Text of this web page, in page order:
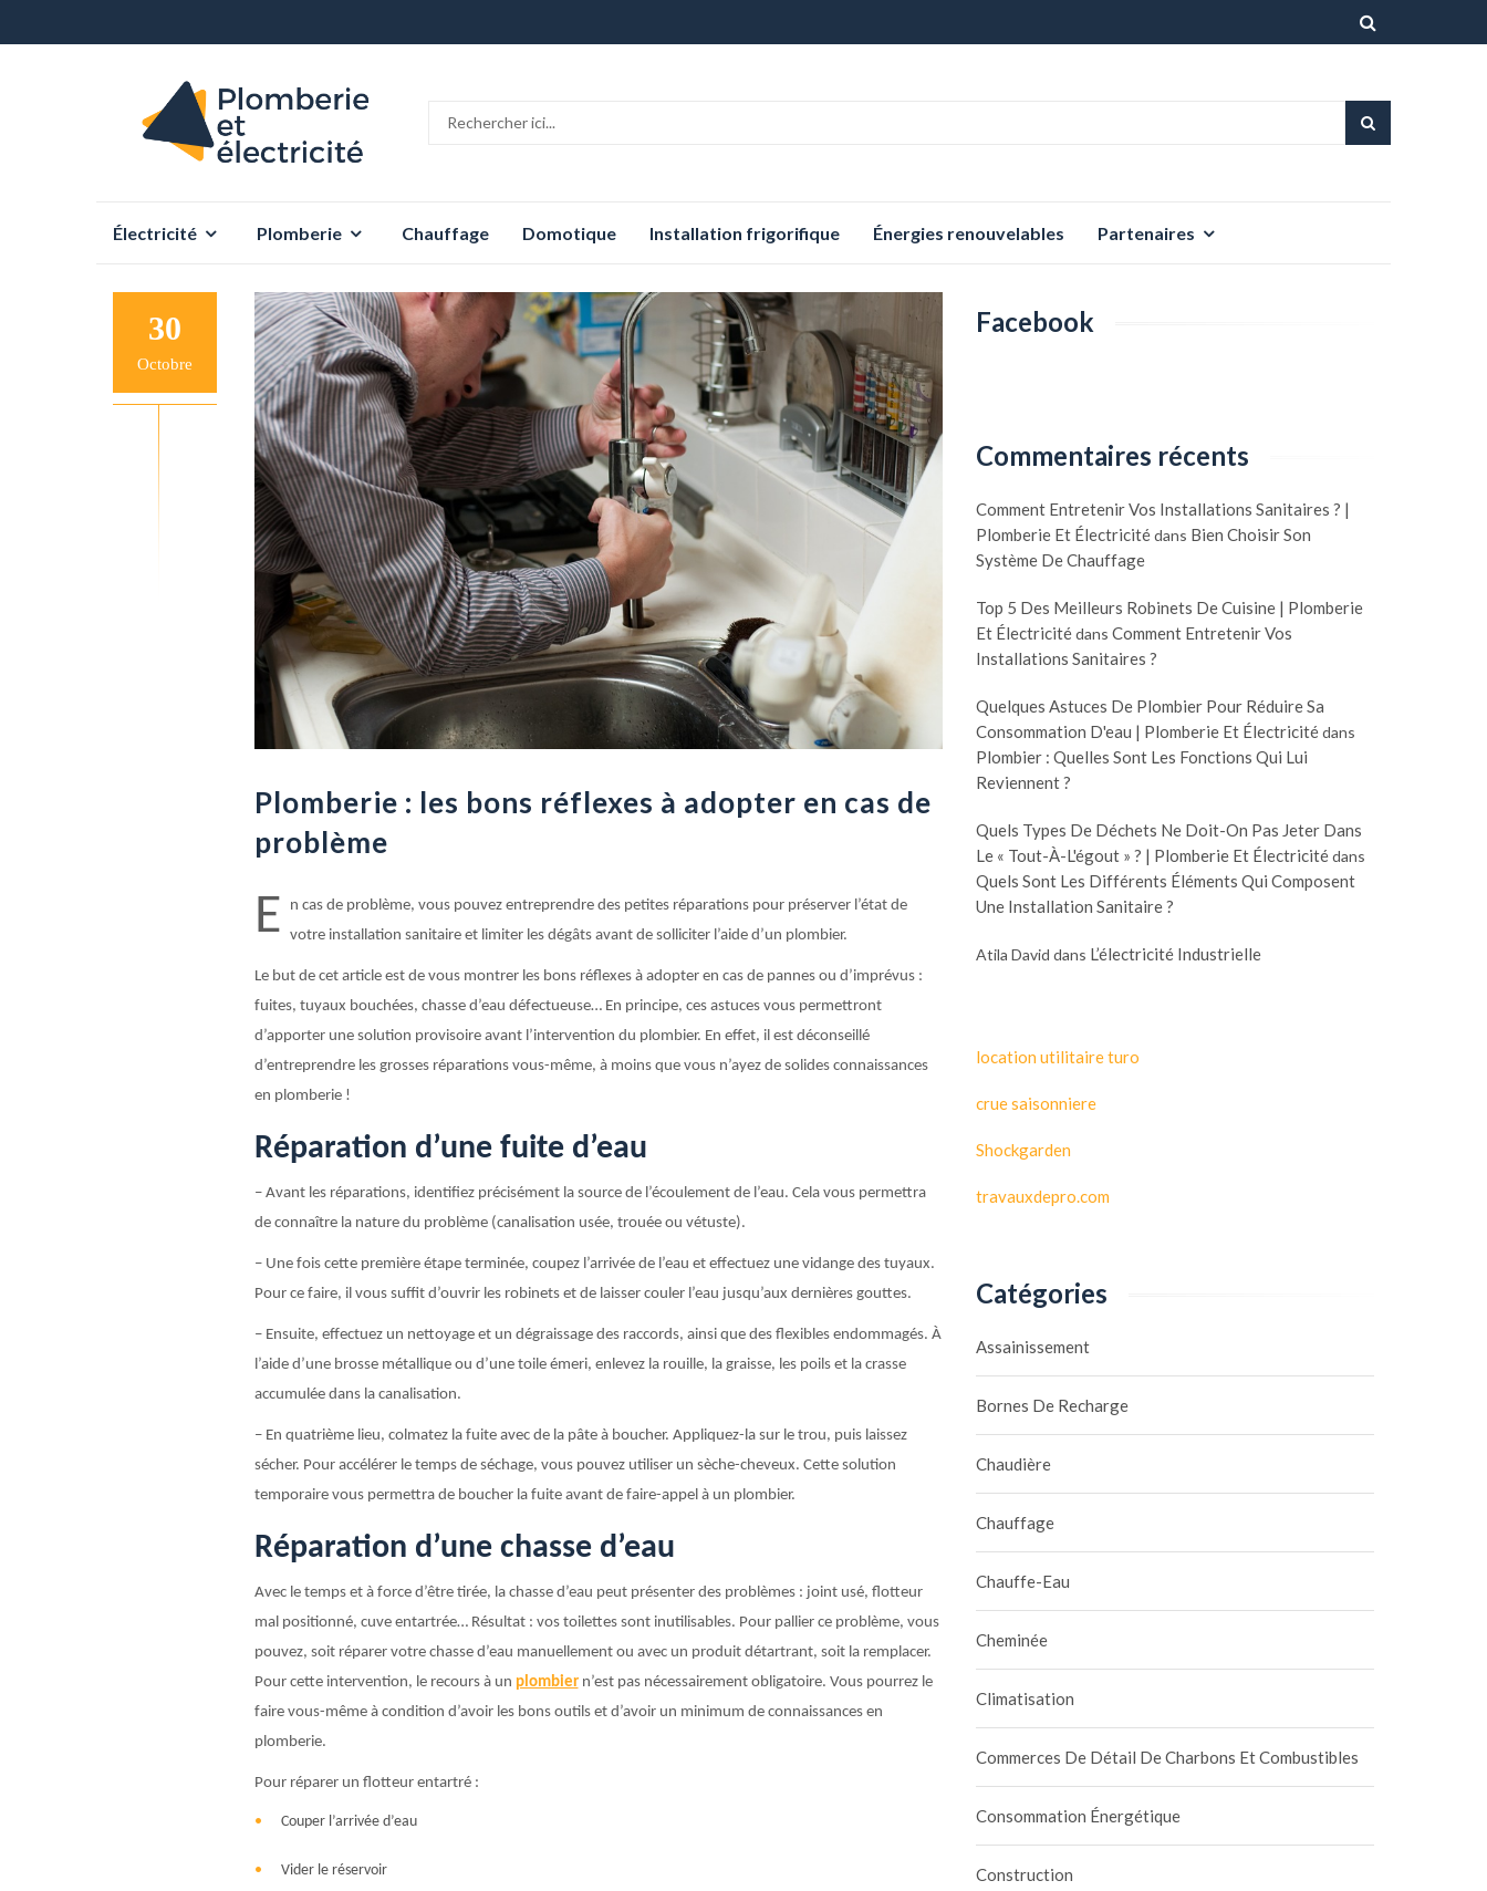
Aller
contenu
Électricité Plomberie Chauffage Domotique Installation frigorifique Énergies renouvelables Partenaires
30
Octobre
Plomberie : les bons réflexes à adopter en cas de
problème
E
n cas de problème, vous pouvez entreprendre des petites réparations pour préserver l’état de
votre installation sanitaire et limiter les dégâts avant de solliciter l’aide d’un plombier.
Le but de cet article est de vous montrer les bons réflexes à adopter en cas de pannes ou d’imprévus :
fuites, tuyaux bouchées, chasse d’eau défectueuse… En principe, ces astuces vous permettront
d’apporter une solution provisoire avant l’intervention du plombier. En effet, il est déconseillé
d’entreprendre les grosses réparations vous-même, à moins que vous n’ayez de solides connaissances
en plomberie !
Réparation d’une fuite d’eau
– Avant les réparations, identifiez précisément la source de l’écoulement de l’eau. Cela vous permettra
de connaître la nature du problème (canalisation usée, trouée ou vétuste).
– Une fois cette première étape terminée, coupez l’arrivée de l’eau et effectuez une vidange des tuyaux.
Pour ce faire, il vous suffit d’ouvrir les robinets et de laisser couler l’eau jusqu’aux dernières gouttes.
– Ensuite, effectuez un nettoyage et un dégraissage des raccords, ainsi que des flexibles endommagés. À
l’aide d’une brosse métallique ou d’une toile émeri, enlevez la rouille, la graisse, les poils et la crasse
accumulée dans la canalisation.
– En quatrième lieu, colmatez la fuite avec de la pâte à boucher. Appliquez-la sur le trou, puis laissez
sécher. Pour accélérer le temps de séchage, vous pouvez utiliser un sèche-cheveux. Cette solution
temporaire vous permettra de boucher la fuite avant de faire-appel à un plombier.
Réparation d’une chasse d’eau
Avec le temps et à force d’être tirée, la chasse d’eau peut présenter des problèmes : joint usé, flotteur
mal positionné, cuve entartrée… Résultat : vos toilettes sont inutilisables. Pour pallier ce problème, vous
pouvez, soit réparer votre chasse d’eau manuellement ou avec un produit détartrant, soit la remplacer.
Pour cette intervention, le recours à un plombier n’est pas nécessairement obligatoire. Vous pourrez le
faire vous-même à condition d’avoir les bons outils et d’avoir un minimum de connaissances en
plomberie.
Pour réparer un flotteur entartré :
Couper l’arrivée d’eau
Vider le réservoir
Facebook
Commentaires récents
Comment Entretenir Vos Installations Sanitaires ? |
Plomberie Et Électricitédans Bien Choisir Son
Système De Chauffage
Top 5 Des Meilleurs Robinets De Cuisine | Plomberie
Et Électricitédans Comment Entretenir Vos
Installations Sanitaires ?
Quelques Astuces De Plombier Pour Réduire Sa
Consommation D'eau | Plomberie Et Électricitédans
Plombier : Quelles Sont Les Fonctions Qui Lui
Reviennent ?
Quels Types De Déchets Ne Doit-On Pas Jeter Dans
Le « Tout-À-L'égout » ? | Plomberie Et Électricitédans
Quels Sont Les Différents Éléments Qui Composent
Une Installation Sanitaire ?
Atila David dans L’électricité Industrielle
location utilitaire turo
crue saisonniere
Shockgarden
travauxdepro.com
Catégories
Assainissement
Bornes De Recharge
Chaudière
Chauffage
Chauffe-Eau
Cheminée
Climatisation
Commerces De Détail De Charbons Et Combustibles
Consommation Énergétique
Construction